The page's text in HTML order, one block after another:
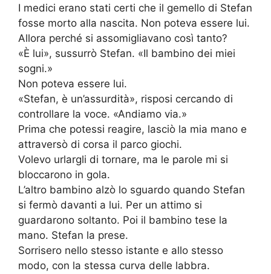
I medici erano stati certi che il gemello di Stefan
fosse morto alla nascita. Non poteva essere lui.
Allora perché si assomigliavano così tanto?
«È lui», sussurrò Stefan. «Il bambino dei miei
sogni.»
Non poteva essere lui.
«Stefan, è un’assurdità», risposi cercando di
controllare la voce. «Andiamo via.»
Prima che potessi reagire, lasciò la mia mano e
attraversò di corsa il parco giochi.
Volevo urlargli di tornare, ma le parole mi si
bloccarono in gola.
L’altro bambino alzò lo sguardo quando Stefan
si fermò davanti a lui. Per un attimo si
guardarono soltanto. Poi il bambino tese la
mano. Stefan la prese.
Sorrisero nello stesso istante e allo stesso
modo, con la stessa curva delle labbra.